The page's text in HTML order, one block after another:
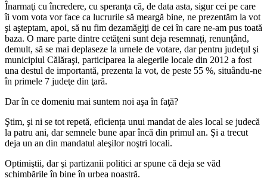
Înarmaţi cu încredere, cu speranţa că, de data asta, sigur cei pe care
îi vom vota vor face ca lucrurile să meargă bine, ne prezentăm la vot
şi aşteptam, apoi, să nu fim dezamăgiţi de cei în care ne-am pus toată
baza. O mare parte dintre cetăţeni sunt deja resemnaţi, renunţând,
demult, să se mai deplaseze la urnele de votare, dar pentru judeţul şi
municipiul Călăraşi, participarea la alegerile locale din 2012 a fost
una destul de importantă, prezenta la vot, de peste 55 %, situându-ne
în primele 7 judeţe din ţară.
Dar în ce domeniu mai suntem noi aşa în faţă?
Ştim, şi ni se tot repetă, eficiența unui mandat de ales local se judecă
la patru ani, dar semnele bune apar încă din primul an. Şi a trecut
deja un an din mandatul aleşilor noştri locali.
Optimiştii, dar şi partizanii politici ar spune că deja se văd
schimbările în bine în urbea noastră.